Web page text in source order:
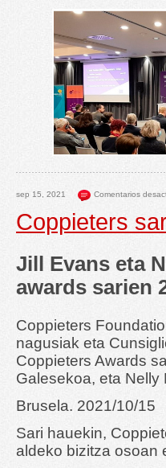
sep 15, 2021 Comentarios
Coppieters
Jill Evans eta
awards sarien
Coppieters
nagusiak eta
Coppieters Awards
Galesekoa, eta
Brusela. 2021/10/15
Sari hauekin,
aldeko bizitza osoan